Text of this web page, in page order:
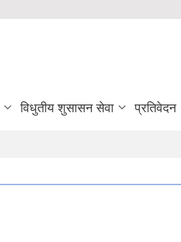
विधुतीय शुसासन सेवा प्रतिवेदन